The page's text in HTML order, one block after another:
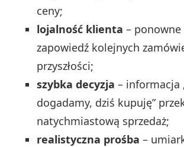
ceny;
lojalność klienta – ponowne
zapowiedź kolejnych
przyszłości;
szybka decyzja – informacja
dogadamy, dziś kupuję”
natychmiastową sprzedaż;
realistyczna prośba –